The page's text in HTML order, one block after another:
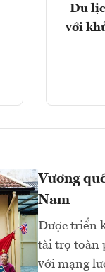
Du
với
Vương
Nam
Được triển
tài trợ toàn
với mạng